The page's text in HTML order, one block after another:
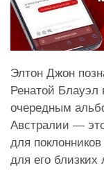
Элтон Джон
Ренатой Блауэл
очередным
Австралии —
для
для его близких